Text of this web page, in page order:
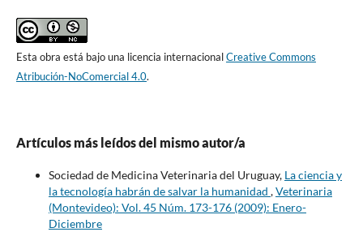
Esta obra está bajo una licencia internacionalCreative Commons
Atribución-NoComercial 4.0.
Artículos más leídos del mismo autor/a
Sociedad de Medicina Veterinaria del Uruguay, La ciencia y
la tecnología habrán de salvar la humanidad ,Veterinaria
(Montevideo): Vol. 45 Núm. 173-176 (2009): Enero-
Diciembre